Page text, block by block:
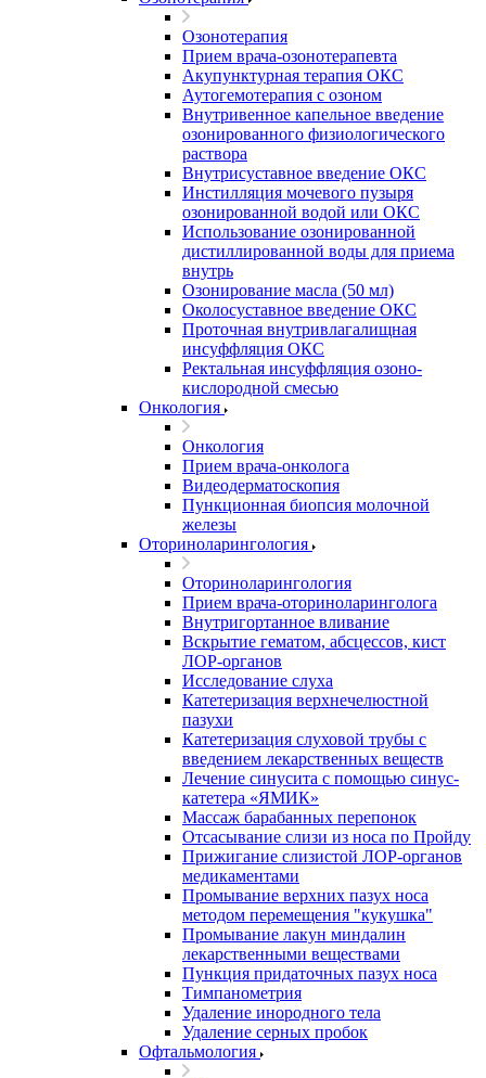
Озонотерапия
Прием врача-озонотерапевта
Акупунктурная терапия ОКС
Аутогемотерапия с озоном
Внутривенное капельное введение
озонированного физиологического
раствора
Внутрисуставное введение ОКС
Инстилляция мочевого пузыря
озонированной водой или ОКС
Использование озонированной
дистиллированной воды для приема
внутрь
Озонирование масла (50 мл)
Околосуставное введение ОКС
Проточная внутривлагалищная
инсуффляция ОКС
Ректальная инсуффляция озоно-
кислородной смесью
Онкология
Онкология
Прием врача-онколога
Видеодерматоскопия
Пункционная биопсия молочной
железы
Оториноларингология
Оториноларингология
Прием врача-оториноларинголога
Внутригортанное вливание
Вскрытие гематом, абсцессов, кист
ЛОР-органов
Исследование слуха
Катетеризация верхнечелюстной
пазухи
Катетеризация слуховой трубы с
введением лекарственных веществ
Лечение синусита с помощью синус-
катетера «ЯМИК»
Массаж барабанных перепонок
Отсасывание слизи из носа по Пройду
Прижигание слизистой ЛОР-органов
медикаментами
Промывание верхних пазух носа
методом перемещения "кукушка"
Промывание лакун миндалин
лекарственными веществами
Пункция придаточных пазух носа
Тимпанометрия
Удаление инородного тела
Удаление серных пробок
Офтальмология